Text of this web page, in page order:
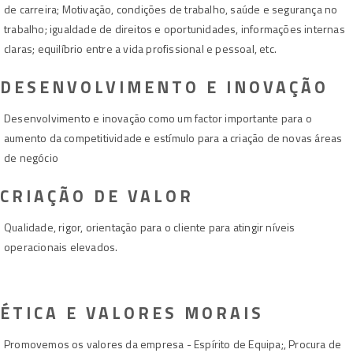
de carreira; Motivação, condições de trabalho, saúde e segurança no
trabalho; igualdade de direitos e oportunidades, informações internas
claras; equilíbrio entre a vida profissional e pessoal, etc.
DESENVOLVIMENTO E INOVAÇÃO
Desenvolvimento e inovação como um factor importante para o
aumento da competitividade e estímulo para a criação de novas áreas
de negócio
CRIAÇÃO DE VALOR
Qualidade, rigor, orientação para o cliente para atingir níveis
operacionais elevados.
ÉTICA E VALORES MORAIS
Promovemos os valores da empresa - Espírito de Equipa;, Procura de